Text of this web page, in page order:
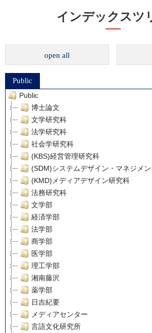
インデックスツ
open all
Public
Public
博士論文
文学研究科
法学研究科
社会学研究科
(KBS)経営管理研究科
(SDM)システムデザイン・マネジメ
(KMD)メディアデザイン研究科
法務研究科
文学部
経済学部
法学部
商学部
医学部
理工学部
湘南藤沢
薬学部
日吉紀要
メディアセンター
言語文化研究所